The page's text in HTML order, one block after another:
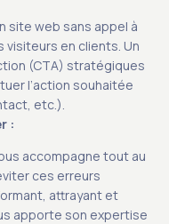
site web sans appel à
visiteurs en clients. Un
(CTA) stratégiques
l’action souhaitée
etc.).
:
accompagne tout au
ces erreurs
attrayant et
apporte son expertise